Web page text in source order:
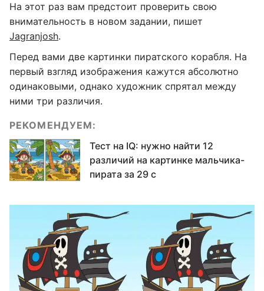
На этот раз вам предстоит проверить свою
внимательность в новом задании, пишет
Jagranjosh.
Перед вами две картинки пиратского корабля. На
первый взгляд изображения кажутся абсолютно
одинаковыми, однако художник спрятал между
ними три различия.
РЕКОМЕНДУЕМ:
Тест на IQ: нужно найти 12
различий на картинке мальчика-
пирата за 29 с